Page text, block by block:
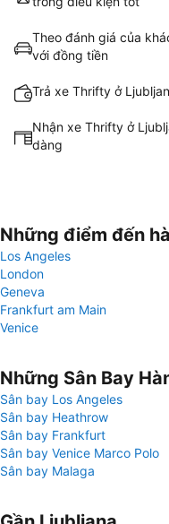
Theo đánh giá của
với đồng tiền
Trả xe Thrifty ở
Nhận xe Thrifty ở
dàng
Những điểm đến
Los Angeles
London
Geneva
Frankfurt am Main
Venice
Những Sân Bay
Sân bay Los Angeles
Sân bay Heathrow
Sân bay Frankfurt
Sân bay Venice Marco Polo
Sân bay Malaga